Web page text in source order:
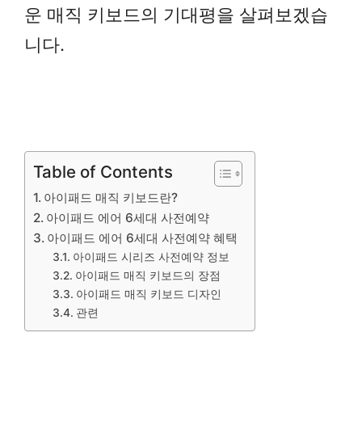
운 매직 키보드의 기대평을 살펴보겠습
니다.
Table of Contents
아이패드 매직 키보드란?
아이패드 에어 6세대 사전예약
아이패드 에어 6세대 사전예약 혜택
아이패드 시리즈 사전예약 정보
아이패드 매직 키보드의 장점
아이패드 매직 키보드 디자인
관련